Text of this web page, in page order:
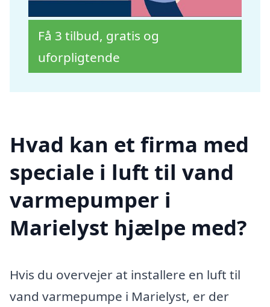
Få 3 tilbud, gratis og
uforpligtende
Hvad kan et firma med
speciale i luft til vand
varmepumper i
Marielyst hjælpe med?
Hvis du overvejer at installere en luft til
vand varmepumpe i Marielyst, er der